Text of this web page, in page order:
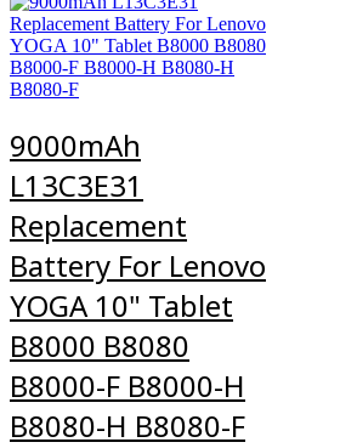
9000mAh
L13C3E31
Replacement
Battery For Lenovo
YOGA 10" Tablet
B8000 B8080
B8000-F B8000-H
B8080-H B8080-F